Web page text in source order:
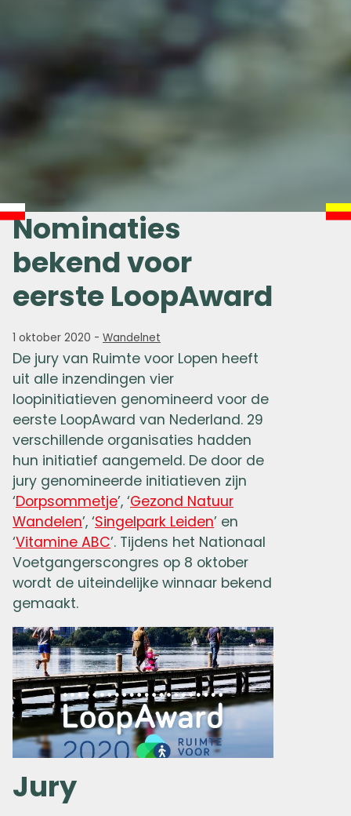
Nominaties
bekend voor
eerste LoopAward
1 oktober 2020 - Wandelnet
De jury van Ruimte voor Lopen heeft
uit alle inzendingen vier
loopinitiatieven genomineerd voor de
eerste LoopAward van Nederland. 29
verschillende organisaties hadden
hun initiatief aangemeld. De door de
jury genomineerde initiatieven zijn
‘Dorpsommetje’, ‘Gezond Natuur
Wandelen’, ‘Singelpark Leiden’ en
‘Vitamine ABC’. Tijdens het Nationaal
Voetgangerscongres op 8 oktober
wordt de uiteindelijke winnaar bekend
gemaakt.
Jury